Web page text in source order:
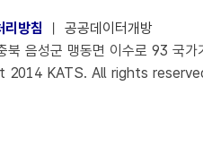
리방침 ㅣ 공공데이터개방
북 음성군 맹동면 이수로 93 국
2014 KATS. All rights